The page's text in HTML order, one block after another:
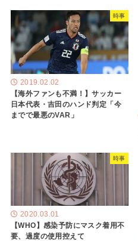
時事
2019.02.02
【海外ファンも不満！】サッカー
日本代表・吉田のハンド判定「今
までで最悪のVAR」
時事
2020.03.01
【WHO】感染予防にマスク着用不
要、過度の使用控えて